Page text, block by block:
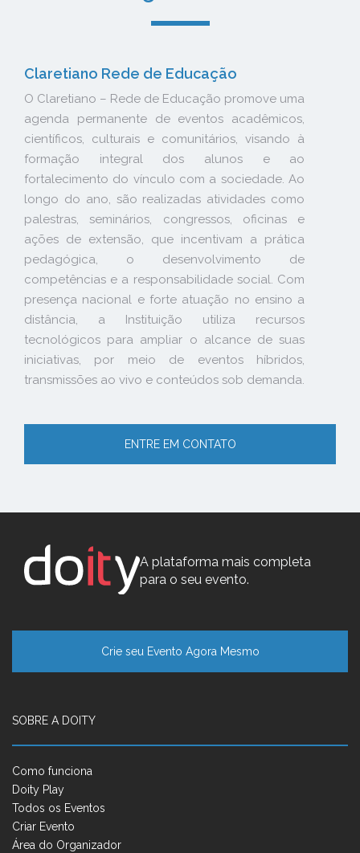
Claretiano Rede de Educação
O Claretiano – Rede de Educação promove uma
agenda permanente de eventos acadêmicos,
científicos, culturais e comunitários, visando à
formação integral dos alunos e ao
fortalecimento do vínculo com a sociedade. Ao
longo do ano, são realizadas atividades como
palestras, seminários, congressos, oficinas e
ações de extensão, que incentivam a prática
pedagógica, o desenvolvimento de
competências e a responsabilidade social. Com
presença nacional e forte atuação no ensino a
distância, a Instituição utiliza recursos
tecnológicos para ampliar o alcance de suas
iniciativas, por meio de eventos híbridos,
transmissões ao vivo e conteúdos sob demanda.
ENTRE EM CONTATO
A plataforma mais completa
para o seu evento.
Crie seu Evento Agora Mesmo
SOBRE A DOITY
Como funciona
Doity Play
Todos os Eventos
Criar Evento
Área do Organizador